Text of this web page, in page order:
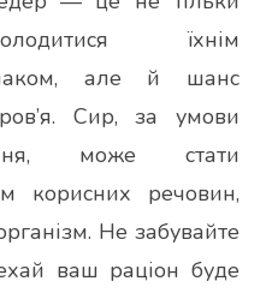
їхнім
але й шанс
Сир, за умови
може стати
корисних речовин,
Не забувайте
ваш раціон буде